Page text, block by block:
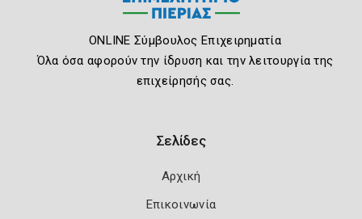
ONLINE Σύμβουλος Επιχειρηματία
Όλα όσα αφορούν την ίδρυση και την λειτουργία της
επιχείρησής σας.
Σελίδες
Αρχική
Επικοινωνία